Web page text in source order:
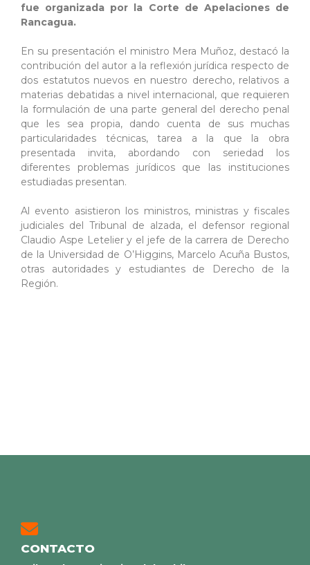
fue organizada por la Corte de Apelaciones de
Rancagua.
En su presentación el ministro Mera Muñoz, destacó la
contribución del autor a la reflexión jurídica respecto de
dos estatutos nuevos en nuestro derecho, relativos a
materias debatidas a nivel internacional, que requieren
la formulación de una parte general del derecho penal
que les sea propia, dando cuenta de sus muchas
particularidades técnicas, tarea a la que la obra
presentada invita, abordando con seriedad los
diferentes problemas jurídicos que las instituciones
estudiadas presentan.
Al evento asistieron los ministros, ministras y fiscales
judiciales del Tribunal de alzada, el defensor regional
Claudio Aspe Letelier y el jefe de la carrera de Derecho
de la Universidad de O’Higgins, Marcelo Acuña Bustos,
otras autoridades y estudiantes de Derecho de la
Región.
CONTACTO